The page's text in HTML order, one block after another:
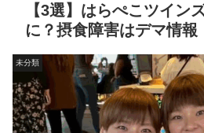
【3選】はらぺこツイン
に？摂食障害はデマ情報
未分類